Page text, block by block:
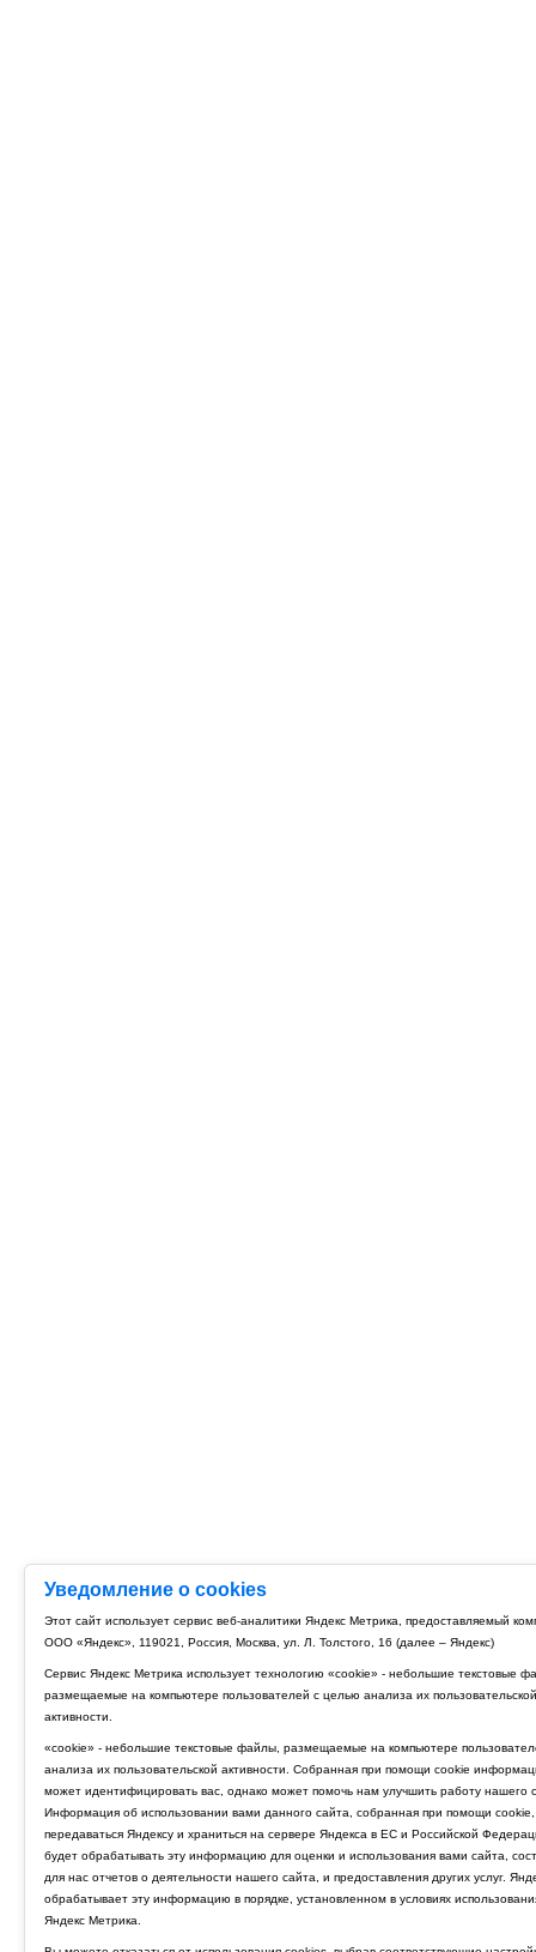
Уведомление о cookies
Этот сайт использует сервис веб-аналитики Яндекс Метрика, предоставляемый
ООО «Яндекс», 119021, Россия, Москва, ул. Л. Толстого, 16 (далее – Яндекс)
Сервис Яндекс Метрика использует технологию «cookie» - небольшие текстовые
размещаемые на компьютере пользователей с целью анализа их пользовательской
активности.
«cookie» - небольшие текстовые файлы, размещаемые на компьютере
анализа их пользовательской активности. Собранная при помощи cookie
может идентифицировать вас, однако может помочь нам улучшить работу нашего
Информация об использовании вами данного сайта, собранная при помощи cookie,
передаваться Яндексу и храниться на сервере Яндекса в ЕС и Российской
будет обрабатывать эту информацию для оценки и использования вами сайта,
для нас отчетов о деятельности нашего сайта, и предоставления других услуг.
обрабатывает эту информацию в порядке, установленном в условиях
Яндекс Метрика.